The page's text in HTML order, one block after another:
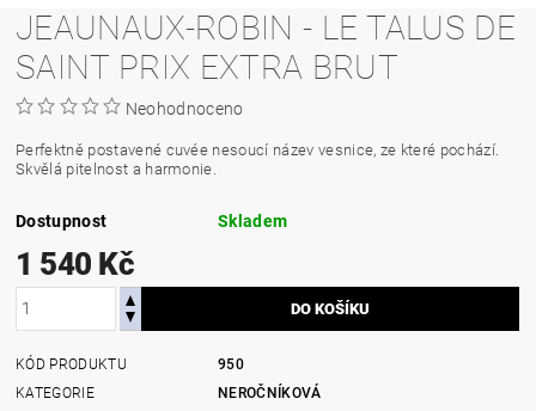
JEAUNAUX-ROBIN - LE TALUS DE
SAINT PRIX EXTRA BRUT
Neohodnoceno
Perfektně postavené cuvée nesoucí název vesnice, ze které pochází.
Skvělá pitelnost a harmonie.
Dostupnost Skladem
1 540 Kč
KÓD PRODUKTU
950
KATEGORIE
NEROČNÍKOVÁ